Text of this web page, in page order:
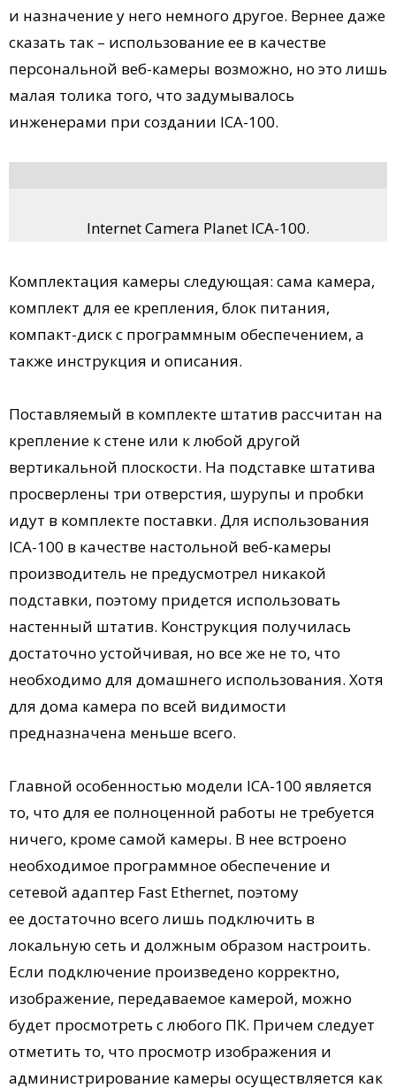
и назначение у него немного другое. Вернее даже
сказать так – использование ее в качестве
персональной веб-камеры возможно, но это лишь
малая толика того, что задумывалось
инженерами при создании ICA-100.
Internet Camera Planet ICA-100.
Комплектация камеры следующая: сама камера,
комплект для ее крепления, блок питания,
компакт-диск с программным обеспечением, а
также инструкция и описания.
Поставляемый в комплекте штатив рассчитан на
крепление к стене или к любой другой
вертикальной плоскости. На подставке штатива
просверлены три отверстия, шурупы и пробки
идут в комплекте поставки. Для использования
ICA-100 в качестве настольной веб-камеры
производитель не предусмотрел никакой
подставки, поэтому придется использовать
настенный штатив. Конструкция получилась
достаточно устойчивая, но все же не то, что
необходимо для домашнего использования. Хотя
для дома камера по всей видимости
предназначена меньше всего.
Главной особенностью модели ICA-100 является
то, что для ее полноценной работы не требуется
ничего, кроме самой камеры. В нее встроено
необходимое программное обеспечение и
сетевой адаптер Fast Ethernet, поэтому
ее достаточно всего лишь подключить в
локальную сеть и должным образом настроить.
Если подключение произведено корректно,
изображение, передаваемое камерой, можно
будет просмотреть с любого ПК. Причем следует
отметить то, что просмотр изображения и
администрирование камеры осуществляется как